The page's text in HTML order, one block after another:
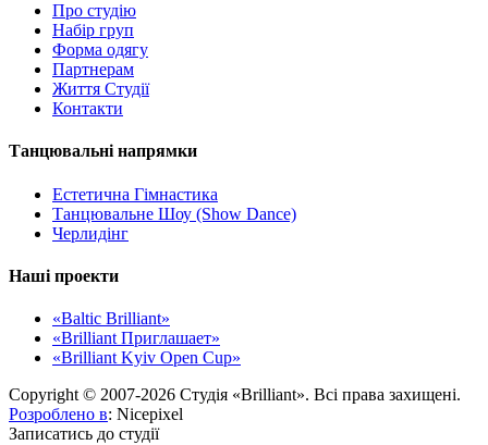
Про студію
Набір груп
Форма одягу
Партнерам
Життя Студії
Контакти
Танцювальні напрямки
Естетична Гімнастика
Танцювальне Шоу (Show Dance)
Черлидінг
Наші проекти
«Baltic Brilliant»
«Brilliant Приглашает»
«Brilliant Kyiv Open Cup»
Copyright © 2007-2026 Студія «Brilliant». Всі права захищені.
Розроблено в: Nicepixel
Записатись до студії